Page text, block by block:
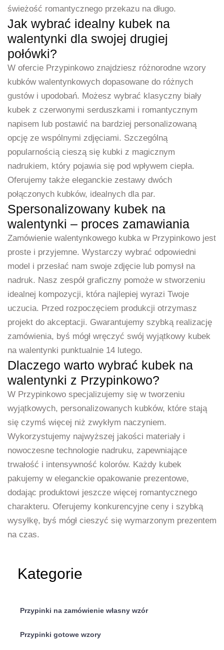
Kategorie
Przypinki na zamówienie własny wzór
Przypinki gotowe wzory
świeżość romantycznego przekazu na długo.
Jak wybrać idealny kubek na
walentynki dla swojej drugiej
połówki?
W ofercie Przypinkowo znajdziesz różnorodne wzory
kubków walentynkowych dopasowane do różnych
gustów i upodobań. Możesz wybrać klasyczny biały
kubek z czerwonymi serduszkami i romantycznym
napisem lub postawić na bardziej personalizowaną
opcję ze wspólnymi zdjęciami. Szczególną
popularnością cieszą się kubki z magicznym
nadrukiem, który pojawia się pod wpływem ciepła.
Oferujemy także eleganckie zestawy dwóch
połączonych kubków, idealnych dla par.
Spersonalizowany kubek na
walentynki – proces zamawiania
Zamówienie walentynkowego kubka w Przypinkowo jest
proste i przyjemne. Wystarczy wybrać odpowiedni
model i przesłać nam swoje zdjęcie lub pomysł na
nadruk. Nasz zespół graficzny pomoże w stworzeniu
idealnej kompozycji, która najlepiej wyrazi Twoje
uczucia. Przed rozpoczęciem produkcji otrzymasz
projekt do akceptacji. Gwarantujemy szybką realizację
zamówienia, byś mógł wręczyć swój wyjątkowy kubek
na walentynki punktualnie 14 lutego.
Dlaczego warto wybrać kubek na
walentynki z Przypinkowo?
W Przypinkowo specjalizujemy się w tworzeniu
wyjątkowych, personalizowanych kubków, które stają
się czymś więcej niż zwykłym naczyniem.
Wykorzystujemy najwyższej jakości materiały i
nowoczesne technologie nadruku, zapewniające
trwałość i intensywność kolorów. Każdy kubek
pakujemy w eleganckie opakowanie prezentowe,
dodając produktowi jeszcze więcej romantycznego
charakteru. Oferujemy konkurencyjne ceny i szybką
wysyłkę, byś mógł cieszyć się wymarzonym prezentem
na czas.